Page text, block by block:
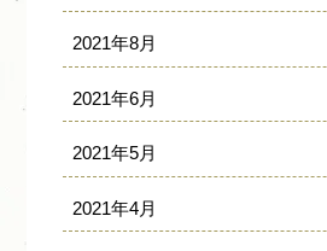
2021年8月
2021年6月
2021年5月
2021年4月